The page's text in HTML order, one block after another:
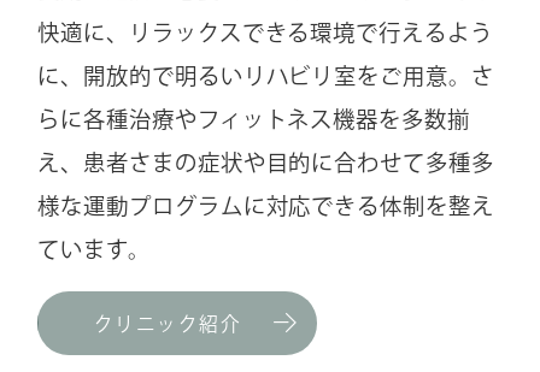
快適に、リラックスできる環境で行えるよう
に、開放的で明るいリハビリ室をご用意。さ
らに各種治療やフィットネス機器を多数揃
え、患者さまの症状や目的に合わせて多種多
様な運動プログラムに対応できる体制を整え
ています。
クリニック紹介